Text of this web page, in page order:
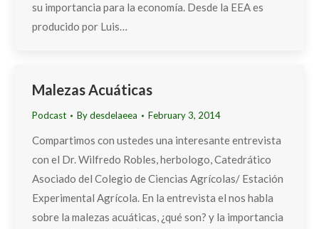
su importancia para la economía. Desde la EEA es
producido por Luis…
Malezas Acuáticas
Podcast Bydesdelaeea February 3, 2014
Compartimos con ustedes una interesante entrevista
con el Dr. Wilfredo Robles, herbologo, Catedrático
Asociado del Colegio de Ciencias Agrícolas/ Estación
Experimental Agrícola. En la entrevista el nos habla
sobre la malezas acuáticas, ¿qué son? y la importancia